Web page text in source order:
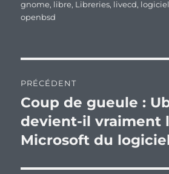
gnome, libre, Libreries, livecd, logiciel
openbsd
de
l’article
PRÉCÉDENT
Publication
précédente :
Coup de gueule :
devient-il vraiment
Microsoft du